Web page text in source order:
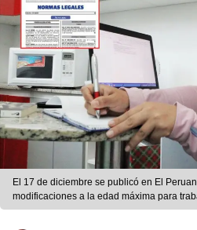
El 17 de diciembre se publicó en El
modificaciones a la edad máxima para